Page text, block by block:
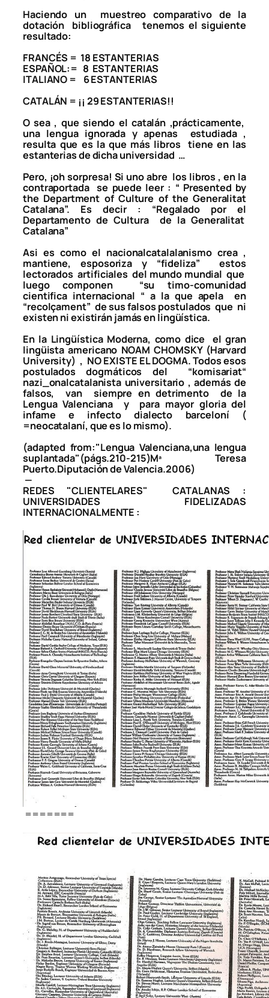
Haciendo un muestreo comparativo de la
dotación bibliográfica tenemos el siguiente
resultado:
FRANCÉS = 18 ESTANTERIAS
ESPAÑOL:= 8 ESTANTERIAS
ITALIANO = 6 ESTANTERIAS
CATALÁN = ¡¡ 29 ESTANTERIAS!!
O sea , que siendo el catalán ,prácticamente,
una lengua ignorada y apenas estudiada ,
resulta que es la que más libros tiene en las
estanterias de dicha universidad …
Pero, ¡oh sorpresa! Si uno abre los libros , en la
contraportada se puede leer : “ Presented by
the Department of Culture of the Generalitat
Catalana”. Es decir : “Regalado por el
Departamento de Cultura de la Generalitat
Catalana”
Asi es como el nacionalcatalalanismo crea ,
mantiene, esposoriza y “fideliza” estos
lectorados artificiales del mundo mundial que
luego componen “su timo-comunidad
cientifica internacional “ a la que apela en
“recolçament” de sus falsos postulados que ni
existen ni existirán jamás en lingüística.
En la Lingüística Moderna, como dice el gran
lingüista americano NOAM CHOMSKY (Harvard
University) , NO EXISTE EL DOGMA. Todos esos
postulados dogmáticos del “komisariat“
nazi_onalcatalanista universitario , además de
falsos, van siempre en detrimento de la
Lengua Valenciana y para mayor gloria del
infame e infecto dialecto barceloní (
=neocatalaní, que es lo mismo).
(adapted from:"Lengua Valenciana,una lengua
suplantada"(págs.210-215)Mª Teresa
Puerto.Diputación de Valencia.2006)
—
REDES "CLIENTELARES" CATALANAS :
UNIVERSIDADES FIDELIZADAS
INTERNACIONALMENTE :
=======